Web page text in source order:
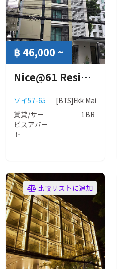
฿ 46,000 ~
Nice@61 Residence (ナイス アット 61 レジデンス)
ソイ57-65
[BTS]Ekk Mai
賃貸/サー
ビスアパー
ト
1BR
比較リストに追加